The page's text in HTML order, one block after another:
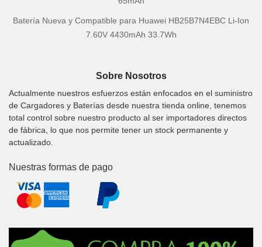
Batería Nueva y Compatible para Huawei HB25B7N4EBC Li-Ion
7.60V 4430mAh 33.7Wh
Sobre Nosotros
Actualmente nuestros esfuerzos están enfocados en el suministro
de Cargadores y Baterías desde nuestra tienda online, tenemos
total control sobre nuestro producto al ser importadores directos
de fábrica, lo que nos permite tener un stock permanente y
actualizado.
Nuestras formas de pago